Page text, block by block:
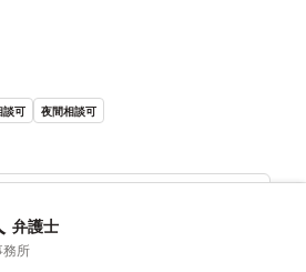
談可 夜間相談可
護士の詳細情報を見る
弁護士
務所